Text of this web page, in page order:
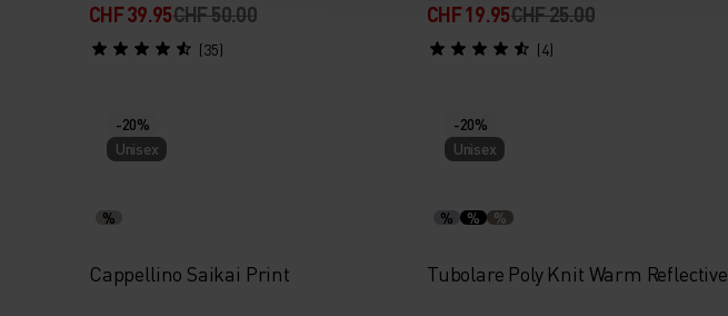
CHF 39.95CHF 50.00
(35)
CHF 19.95CHF 25.00
(4)
-20%
Unisex
%
Cappellino Saikai Print
-20%
Unisex
% % %
Tubolare Poly Knit Warm Reflective